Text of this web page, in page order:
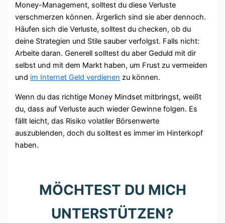
Money-Management, solltest du diese Verluste
verschmerzen können. Ärgerlich sind sie aber dennoch.
Häufen sich die Verluste, solltest du checken, ob du
deine Strategien und Stile sauber verfolgst. Falls nicht:
Arbeite daran. Generell solltest du aber Geduld mit dir
selbst und mit dem Markt haben, um Frust zu vermeiden
und im Internet Geld verdienen zu können.
Wenn du das richtige Money Mindset mitbringst, weißt
du, dass auf Verluste auch wieder Gewinne folgen. Es
fällt leicht, das Risiko volatiler Börsenwerte
auszublenden, doch du solltest es immer im Hinterkopf
haben.
MÖCHTEST DU MICH
UNTERSTÜTZEN?